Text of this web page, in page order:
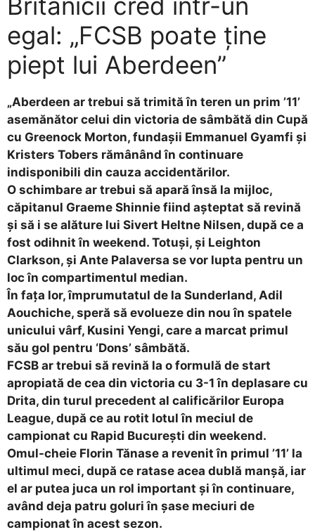
egal: „FCSB poate ține
piept lui Aberdeen”
„Aberdeen ar trebui să trimită în teren un prim ’11’
asemănător celui din victoria de sâmbătă din Cupă
cu Greenock Morton, fundașii Emmanuel Gyamfi și
Kristers Tobers rămânând în continuare
indisponibili din cauza accidentărilor.
O schimbare ar trebui să apară însă la mijloc,
căpitanul Graeme Shinnie fiind așteptat să revină
și să i se alăture lui Sivert Heltne Nilsen, după ce a
fost odihnit în weekend. Totuși, și Leighton
Clarkson, și Ante Palaversa se vor lupta pentru un
loc în compartimentul median.
În fața lor, împrumutatul de la Sunderland, Adil
Aouchiche, speră să evolueze din nou în spatele
unicului vârf, Kusini Yengi, care a marcat primul
său gol pentru ‘Dons’ sâmbătă.
FCSB ar trebui să revină la o formulă de start
apropiată de cea din victoria cu 3-1 în deplasare cu
Drita, din turul precedent al calificărilor Europa
League, după ce au rotit lotul în meciul de
campionat cu Rapid București din weekend.
Omul-cheie Florin Tănase a revenit în primul ’11’ la
ultimul meci, după ce ratase acea dublă manșă, iar
el ar putea juca un rol important și în continuare,
având deja patru goluri în șase meciuri de
campionat în acest sezon.